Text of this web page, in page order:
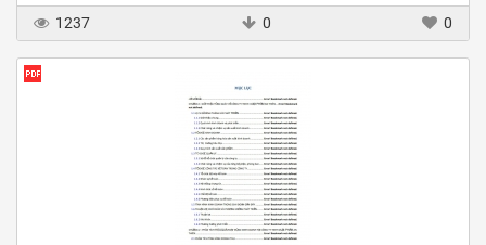
1237 0 0